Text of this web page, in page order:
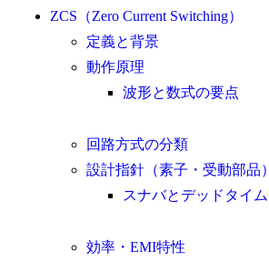
ZCS（Zero Current Switching）
定義と背景
動作原理
波形と数式の要点
回路方式の分類
設計指針（素子・受動部品）
スナバとデッドタイム
効率・EMI特性